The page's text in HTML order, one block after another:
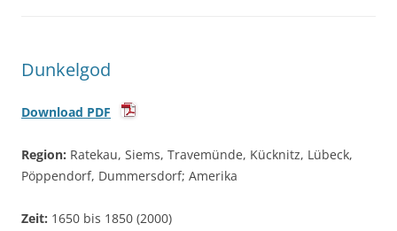
Dunkelgod
Download PDF
Region: Ratekau, Siems, Travemünde, Kücknitz, Lübeck,
Pöppendorf, Dummersdorf; Amerika
Zeit: 1650 bis 1850 (2000)